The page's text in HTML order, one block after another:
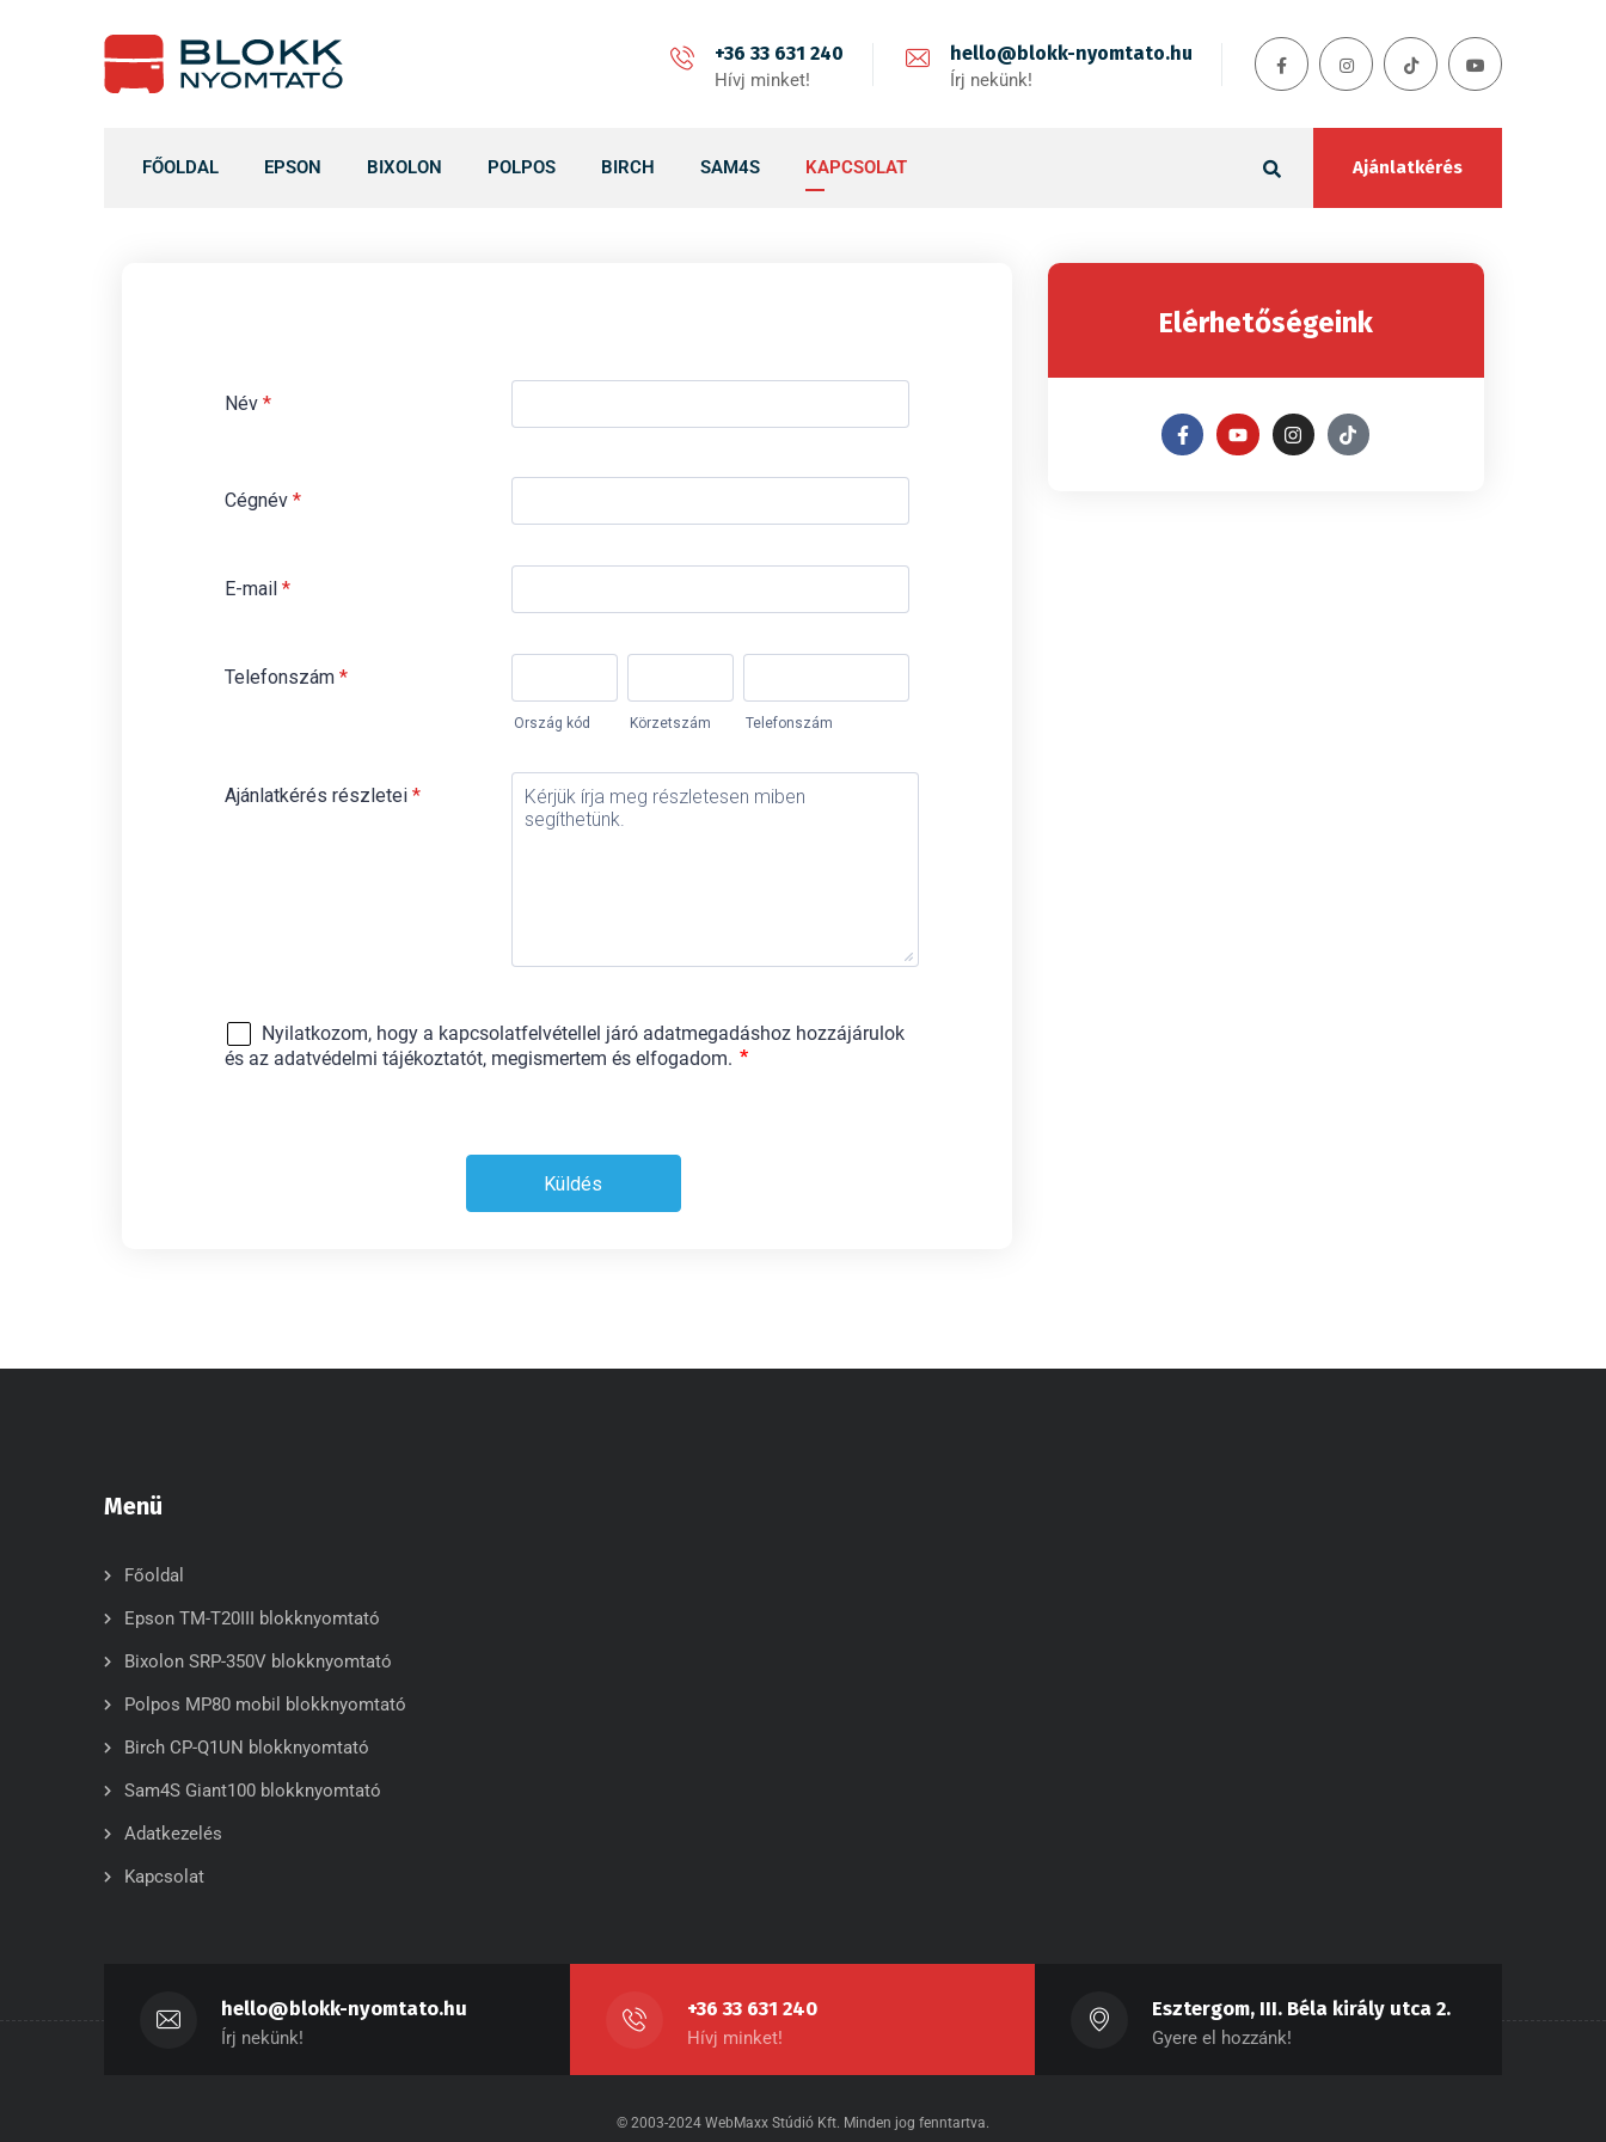
+36 33 631 240
Hívj minket!
hello@blokk-nyomtato.hu
Írj nekünk!
Ajánlatkérés
FŐOLDAL EPSON BIXOLON POLPOS BIRCH SAM4S KAPCSOLAT
Elérhetőségeink
Menü
Főoldal
Epson TM-T20III blokknyomtató
Bixolon SRP-350V blokknyomtató
Polpos MP80 mobil blokknyomtató
Birch CP-Q1UN blokknyomtató
Sam4S Giant100 blokknyomtató
Adatkezelés
Kapcsolat
hello@blokk-nyomtato.hu
Írj nekünk!
+36 33 631 240
Hívj minket!
Esztergom, III. Béla király utca 2.
Gyere el hozzánk!
© 2003-2024 WebMaxx Stúdió Kft. Minden jog fenntartva.